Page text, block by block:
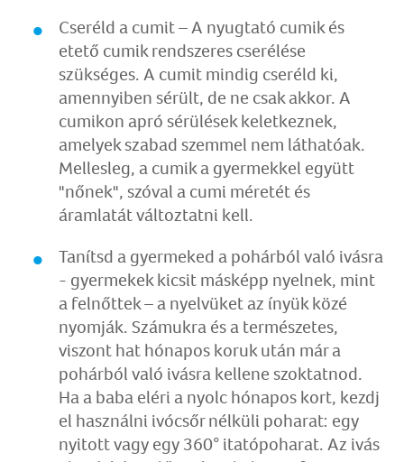
Cseréld a cumit – A nyugtató cumik és
etető cumik rendszeres cserélése
szükséges. A cumit mindig cseréld ki,
amennyiben sérült, de ne csak akkor. A
cumikon apró sérülések keletkeznek,
amelyek szabad szemmel nem láthatóak.
Mellesleg, a cumik a gyermekkel együtt
"nőnek", szóval a cumi méretét és
áramlatát változtatni kell.
Tanítsd a gyermeked a pohárból való ivásra
- gyermekek kicsit másképp nyelnek, mint
a felnőttek – a nyelvüket az ínyük közé
nyomják. Számukra és a természetes,
viszont hat hónapos koruk után már a
pohárból való ivásra kellene szoktatnod.
Ha a baba eléri a nyolc hónapos kort, kezdj
el használni ivócsőr nélküli poharat: egy
nyitott vagy egy 360° itatópoharat. Az ivás